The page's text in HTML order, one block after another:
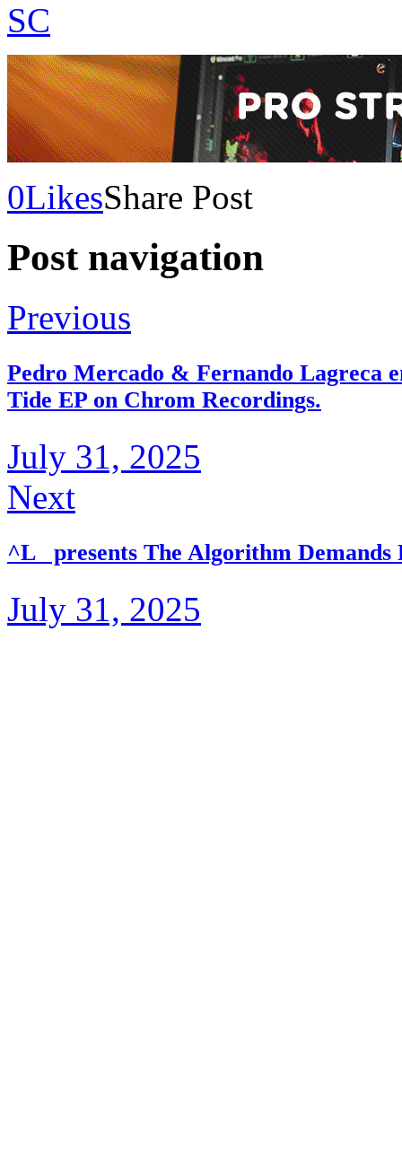
SC
0LikesShare Post
Post navigation
Previous
Pedro Mercado & Fernando Lagreca
Tide EP on Chrom Recordings.
July 31, 2025
Next
^L_ presents The Algorithm
July 31, 2025